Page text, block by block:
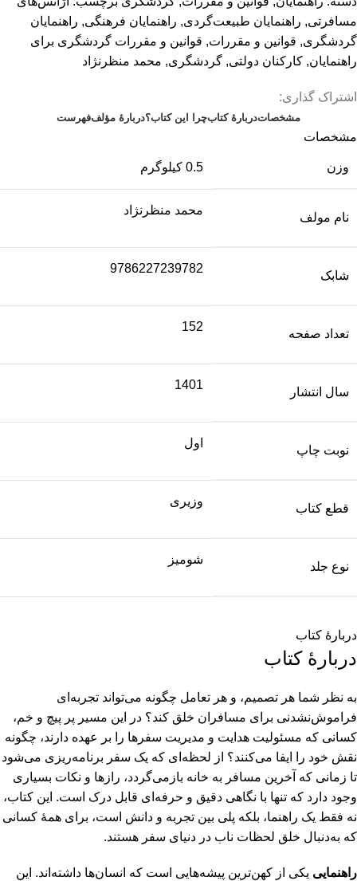
مسافرتی, راهنمایان طبیعت‌گردی, راهنمایان فرهنگی, راهنمایان
گردشگری, قوانین و مقررات, قوانین و مقررات گردشگری برای
راهنمایان, کارکنان دولتی, گردشگری, محمد منظرنژاد
اشتراک گذاری:
مشخصاتدربارهٔ کتابچرا این کتاب؟دربارۀ مؤلففهرست
مشخصات
وزن 0.5 کیلوگرم
نام مولف
محمد ‌منظرنژاد
شابک
9786227239782
تعداد صفحه
152
سال انتشار
1401
نوبت چاپ
اول
قطع کتاب
وزیری
نوع جلد
شومیز
دربارهٔ کتاب
دربارهٔ کتاب
به نظر شما هر تصمیم، و هر تعامل چگونه می‌تواند تجربه‌ای
فراموش‌‌نشدنی برای مسافران خلق کند؟ در این مسیر پر پیچ و خم،
کسانی که مسئولیت هدایت و مدیریت سفرها را بر عهده دارند، چگونه
نقش خود را ایفا می‌کنند؟ از لحظه‌ای که یک سفر برنامه‌ریزی می‌شود
تا زمانی که آخرین مسافر به خانه بازمی‌گردد، رازها و نکات بسیاری
وجود دارد که تنها با نگاهی دقیق و حرفه‌ای قابل درک است. این کتاب،
نه فقط یک راهنما، بلکه پلی بین تجربه و دانش است، برای همۀ کسانی
که به‌دنبال خلق لحظات ناب در دنیای سفر هستند.
راهنمایی یکی از کهن‌ترین پیشه‌هایی است که انسان‌ها داشته‌اند. این